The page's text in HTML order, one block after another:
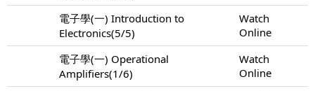
電子學(一) Introduction to
Electronics(5/5)
Watch
Online
電子學(一) Operational
Amplifiers(1/6)
Watch
Online